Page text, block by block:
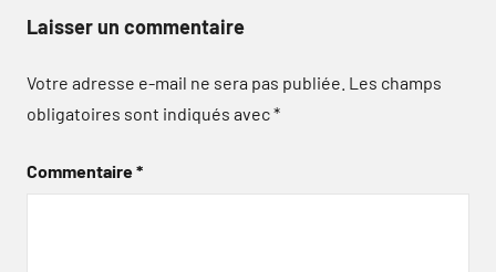
Laisser un commentaire
Votre adresse e-mail ne sera pas publiée. Les champs
obligatoires sont indiqués avec*
Commentaire*